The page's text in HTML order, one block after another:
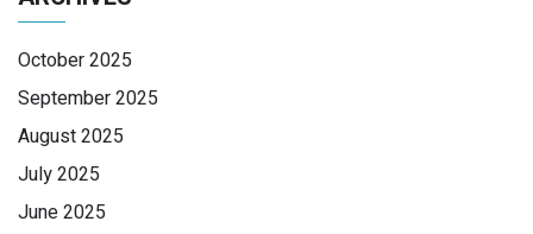
October 2025
September 2025
August 2025
July 2025
June 2025